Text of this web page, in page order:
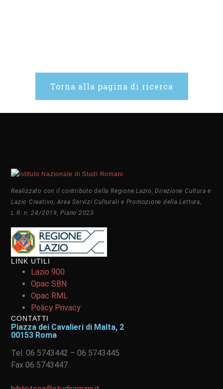
Torna alla pagina di ricerca
Realizzato con il contributo della Regione Lazio, Direzione Cultura e
Lazio Creativo, Area Servizi Culturali e Promozione della Lettura,
L.R. n. 24/2019, Piano 2023.
LINK UTILI
Lazio 900
Opac SBN
Opac RML
Policy Privacy
CONTATTI
Piazza dei Cavalieri di Malta, 2
00153 Roma
Tel. 06 5743442 – 06 5743445
Fax 06 5743447